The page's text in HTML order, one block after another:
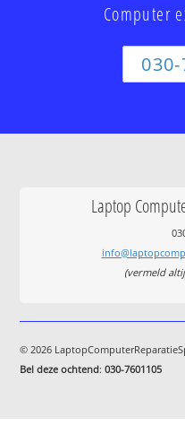
Computer
Laptop
(vermeld
© 2026
Bel deze ochtend:030-7601105